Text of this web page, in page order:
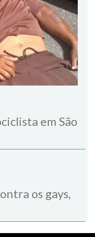
em São
os gays,